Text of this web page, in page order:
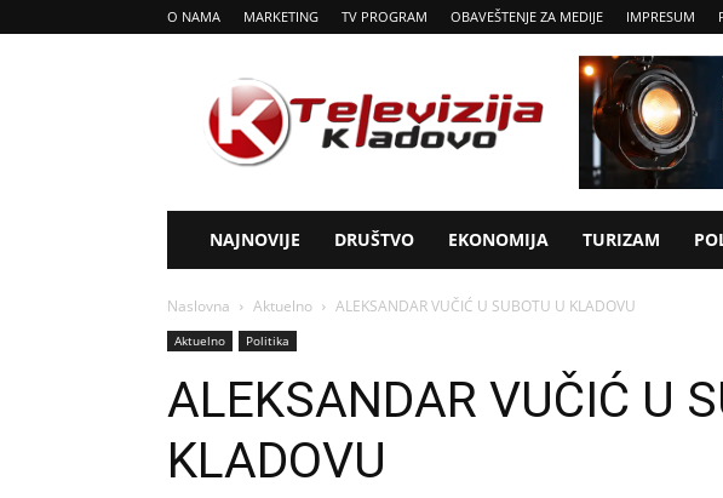
O NAMA MARKETING TV PROGRAM OBAVEŠTENJE ZA MEDIJE IMPRESUM
Tv
Kladovo
NAJNOVIJE DRUŠTVO EKONOMIJA TURIZAM
Naslovna Aktuelno ALEKSANDAR VUČIĆ U SUBOTU U KLADOVU
Aktuelno Politika
ALEKSANDAR VUČIĆ U
KLADOVU